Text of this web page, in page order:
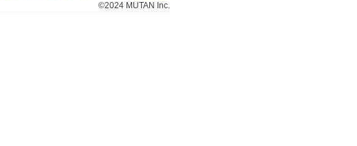
©2024 MUTAN Inc.